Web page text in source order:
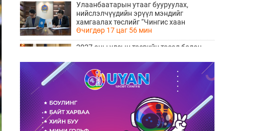
Улаанбаатарын утааг бууруулах,
нийслэлчүүдийн эрүүл мэндийг
хамгаалах төслийг “Чингис хаан
баялгийн сан нэгдэл” ХХК-тай хамтран
хэрэгжүүлнэ
Өчигдөр 17 цаг 56 мин
2027 оны улсын төсвийн төсөл болон
олон нийтийн хэлэлцүүлэг боллоо
Өчигдөр 17 цаг 38 мин
Нийгмийн даатгалын сангийн хөрөнгө
7.6 тэрбум төгрөгөөр арвижлаа
Өчигдөр 17 цаг 18 мин